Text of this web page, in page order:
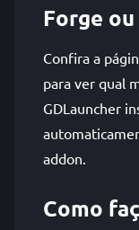
Forge
Confira a
para ver qual
GDLauncher
addon.
Como